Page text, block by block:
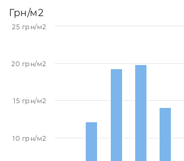
Грн/м2
10 грн/м2
15 грн/м2
20 грн/м2
25 грн/м2